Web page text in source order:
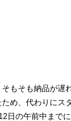
もそも納品が遅
め、代わりにス
日の午前中まで